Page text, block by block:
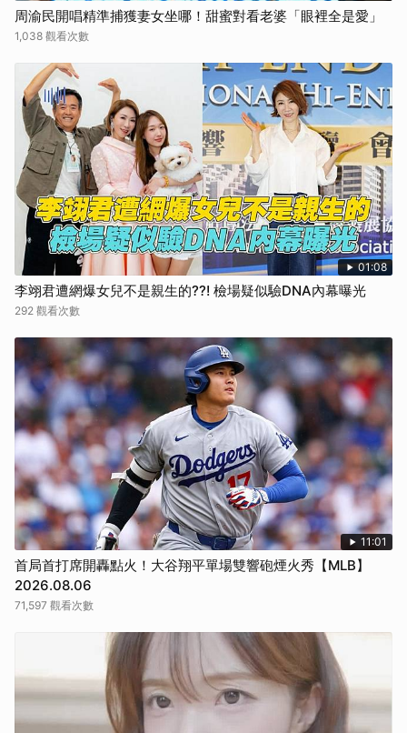
周渝民開唱精準捕獲妻女坐哪！甜蜜對看老婆「眼裡全是愛」
1,038 觀看次數
01:08
李翊君遭網爆女兒不是親生的??! 檢場疑似驗DNA內幕曝光
292 觀看次數
11:01
首局首打席開轟點火！大谷翔平單場雙響砲煙火秀【MLB】
2026.08.06
71,597 觀看次數